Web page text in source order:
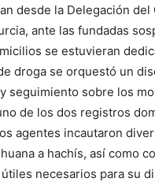
desde la Delegación del
ante las fundadas
se estuvieran
droga se orquestó un
seguimiento sobre los
de los dos registros
agentes incautaron
a hachís, así como
necesarios para su